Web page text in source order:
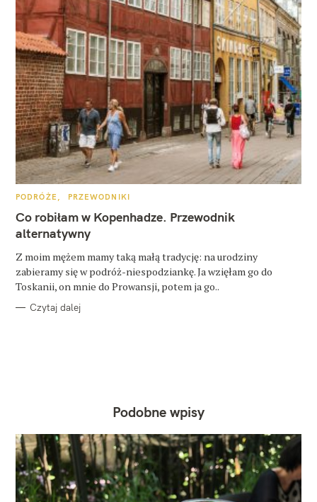
K
T
E
G
O
I
PODRÓŻE PRZEWODNIKI
Co robiłam w Kopenhadze. Przewodnik
alternatywny
Z moim mężem mamy taką małą tradycję: na urodziny
zabieramy się w podróż-niespodziankę. Ja wzięłam go do
Toskanii, on mnie do Prowansji, potem ja go..
Czytaj dalej
Podobne wpisy